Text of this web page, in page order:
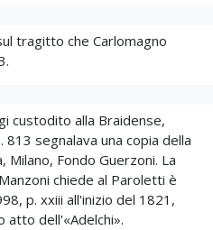
tragitto che Carlomagno
custodito alla Braidense,
813 segnalava una copia della
Milano, Fondo Guerzoni. La
chiede al Paroletti è
p. xxiii all'inizio del 1821,
atto dell'«Adelchi».